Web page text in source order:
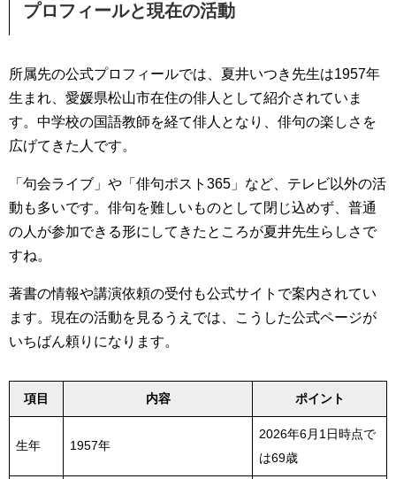
プロフィールと現在の活動
所属先の公式プロフィールでは、夏井いつき先生は1957年
生まれ、愛媛県松山市在住の俳人として紹介されていま
す。中学校の国語教師を経て俳人となり、俳句の楽しさを
広げてきた人です。
「句会ライブ」や「俳句ポスト365」など、テレビ以外の活
動も多いです。俳句を難しいものとして閉じ込めず、普通
の人が参加できる形にしてきたところが夏井先生らしさで
すね。
著書の情報や講演依頼の受付も公式サイトで案内されてい
ます。現在の活動を見るうえでは、こうした公式ページが
いちばん頼りになります。
項目 内容 ポイント
生年 1957年
2026年6月1日時点で
は69歳